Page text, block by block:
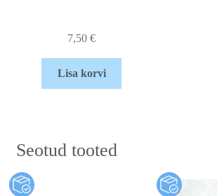
7,50€
Lisa korvi
Seotud tooted